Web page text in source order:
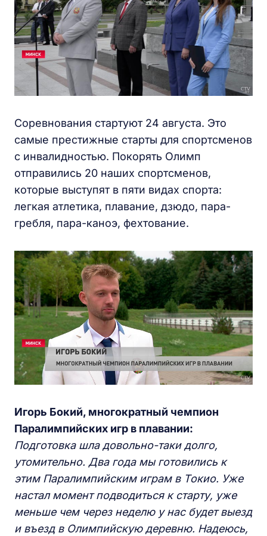
Соревнования стартуют 24 августа. Это
самые престижные старты для спортсменов
с инвалидностью. Покорять Олимп
отправились 20 наших спортсменов,
которые выступят в пяти видах спорта:
легкая атлетика, плавание, дзюдо, пара-
гребля, пара-каноэ, фехтование.
Игорь Бокий, многократный чемпион
Паралимпийских игр в плавании:
Подготовка шла довольно-таки долго,
утомительно. Два года мы готовились к
этим Паралимпийским играм в Токио. Уже
настал момент подводиться к старту, уже
меньше чем через неделю у нас будет выезд
и въезд в Олимпийскую деревню. Надеюсь,